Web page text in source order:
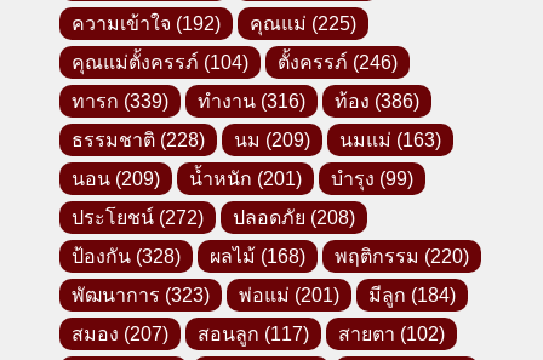
ความเข้าใจ (192) คุณแม่ (225)
คุณแม่ตั้งครรภ์ (104) ตั้งครรภ์ (246)
ทารก (339) ทำงาน (316) ท้อง (386)
ธรรมชาติ (228) นม (209) นมแม่ (163)
นอน (209) น้ำหนัก (201) บำรุง (99)
ประโยชน์ (272) ปลอดภัย (208)
ป้องกัน (328) ผลไม้ (168) พฤติกรรม (220)
พัฒนาการ (323) พ่อแม่ (201) มีลูก (184)
สมอง (207) สอนลูก (117) สายตา (102)